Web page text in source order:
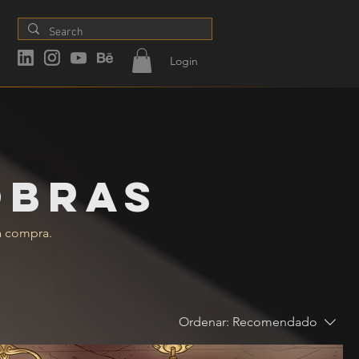
Login
Ordenar: Recomendado
compra.